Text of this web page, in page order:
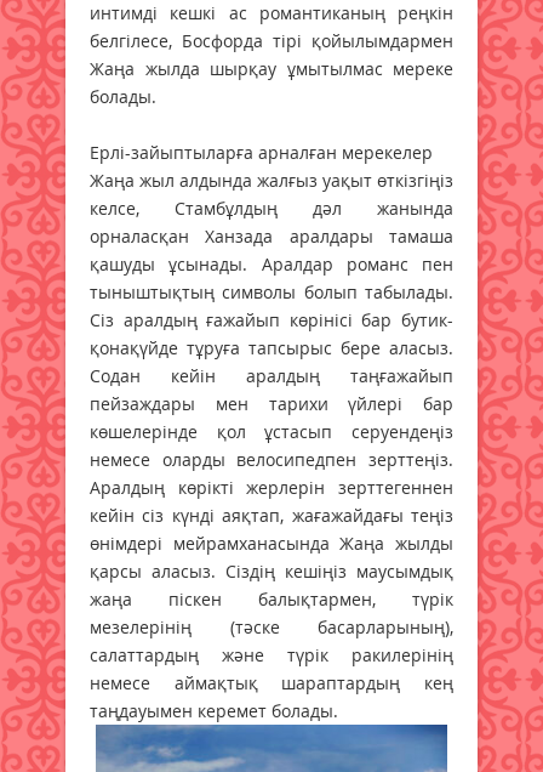
интимді кешкі ас романтиканың реңкін
белгілесе, Босфорда тірі қойылымдармен
Жаңа жылда шырқау ұмытылмас мереке
болады.
Ерлі-зайыптыларға арналған мерекелер
Жаңа жыл алдында жалғыз уақыт өткізгіңіз
келсе, Стамбұлдың дәл жанында
орналасқан Ханзада аралдары тамаша
қашуды ұсынады. Аралдар романс пен
тыныштықтың символы болып табылады.
Сіз аралдың ғажайып көрінісі бар бутик-
қонақүйде тұруға тапсырыс бере аласыз.
Содан кейін аралдың таңғажайып
пейзаждары мен тарихи үйлері бар
көшелерінде қол ұстасып серуендеңіз
немесе оларды велосипедпен зерттеңіз.
Аралдың көрікті жерлерін зерттегеннен
кейін сіз күнді аяқтап, жағажайдағы теңіз
өнімдері мейрамханасында Жаңа жылды
қарсы аласыз. Сіздің кешіңіз маусымдық
жаңа піскен балықтармен, түрік
мезелерінің (тәске басарларының),
салаттардың және түрік ракилерінің
немесе аймақтық шараптардың кең
таңдауымен керемет болады.